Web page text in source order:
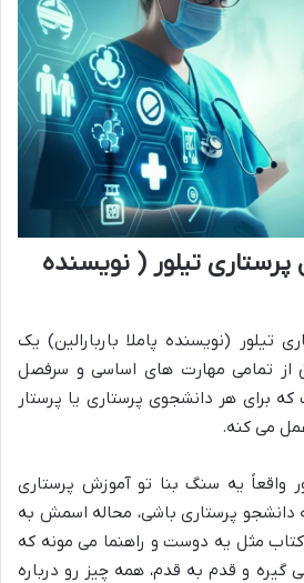
تیلور ( نویسنده
تیلور (نویسنده پاملا باربارالین) یک
از تمامی مهارت های اساسی و سرفصل
برای هر دانشجوی پرستاری یا پرستار
می کنه.
واقعاً یه سنگ بنا تو آموزش پرستاری
پرستاری باشی، محاله اسمش به
مثل یه دوست و راهنما می مونه که
گیره و قدم به قدم، همه چیز رو درباره